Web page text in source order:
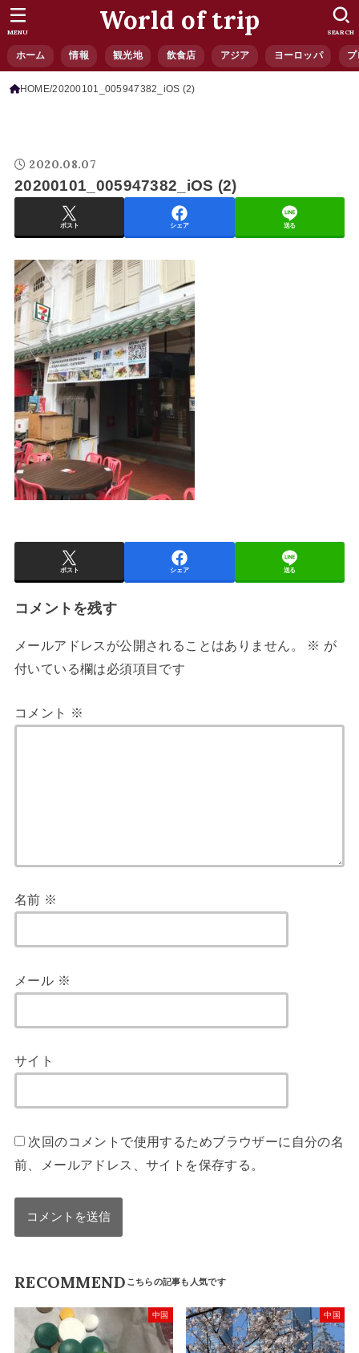
World of trip
ホーム 情報 観光地 飲食店 アジア ヨーロッパ プ
SEARCH
MENU
HOME 20200101_005947382_iOS (2)
2020.08.07
20200101_005947382_iOS (2)
ポスト シェア 送る
ポスト シェア 送る
コメントを残す
メールアドレスが公開されることはありません。 ※ が
付いている欄は必須項目です
コメント ※
名前 ※
メール ※
サイト
次回のコメントで使用するためブラウザーに自分の名
前、メールアドレス、サイトを保存する。
RECOMMEND
中国 中国